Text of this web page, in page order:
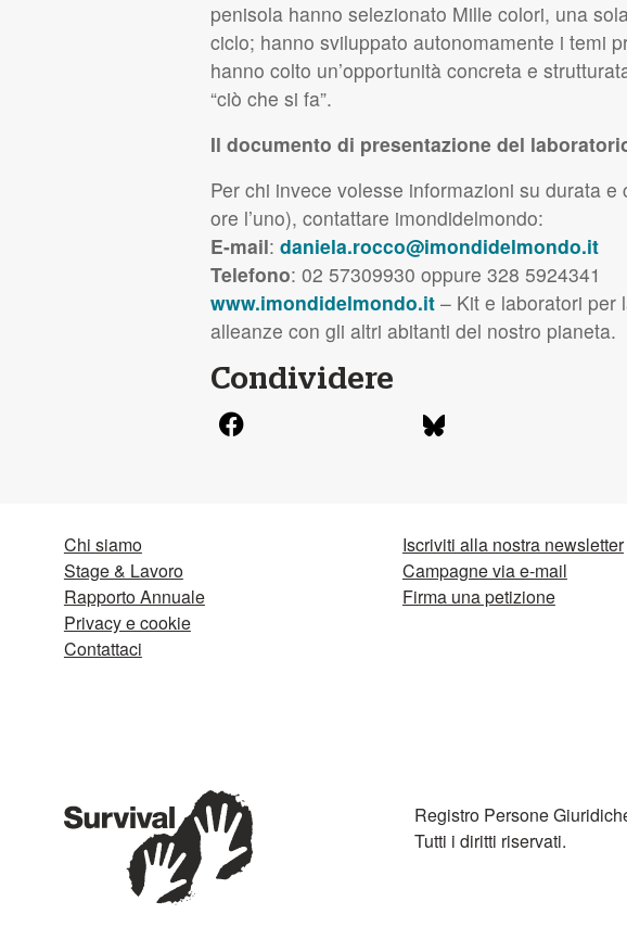
penisola hanno selezionato Mille colori, una
ciclo; hanno sviluppato autonomamente i temi
hanno colto un’opportunità concreta e
“ciò che si fa”.
Il documento di presentazione del
Per chi invece volesse informazioni su durata
ore l’uno), contattare imondidelmondo:
E-mail: daniela.rocco@imondidelmondo.it
Telefono: 02 57309930 oppure 328 5924341
www.imondidelmondo.it– Kit e laboratori per
alleanze con gli altri abitanti del nostro pianeta.
Condividere
Chi siamo
Stage & Lavoro
Rapporto Annuale
Privacy e cookie
Contattaci
Iscriviti alla nostra newsletter
Campagne via e-mail
Firma una petizione
Registro Persone
Tutti i diritti riservati.